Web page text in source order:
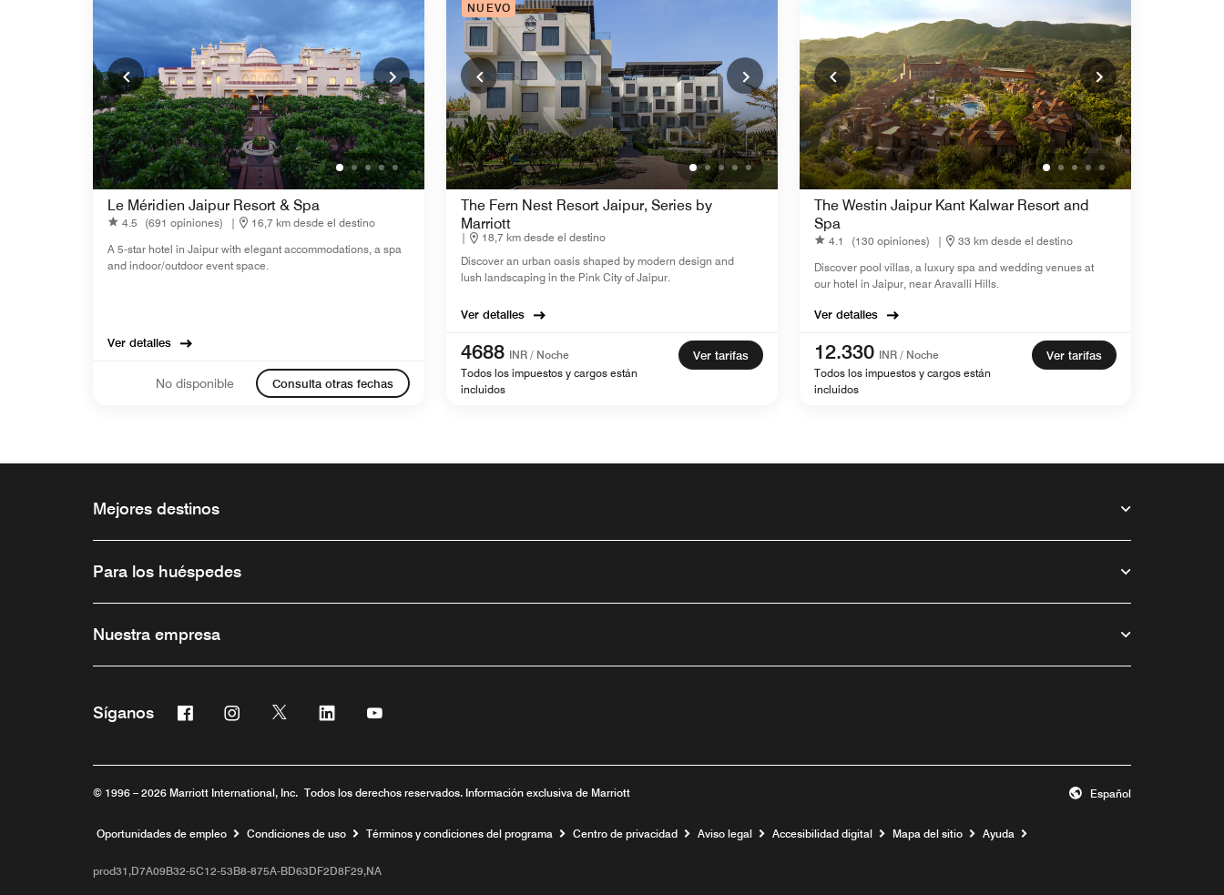
Le Méridien Jaipur Resort & Spa
4.5 (691 opiniones) |
16,7 km desde el destino
A 5-star hotel in Jaipur with elegant accommodations, a spa
and indoor/outdoor event space.
Ver detalles
No disponible Consulta otras fechas
NUEVO
The Fern Nest Resort Jaipur, Series by
Marriott
|
18,7 km desde el destino
Discover an urban oasis shaped by modern design and
lush landscaping in the Pink City of Jaipur.
Ver detalles
4688 INR / Noche
Todos los impuestos y cargos están
incluidos
Ver tarifas
The Westin Jaipur Kant Kalwar Resort and
Spa
4.1 (130 opiniones) |
33 km desde el destino
Discover pool villas, a luxury spa and wedding venues at
our hotel in Jaipur, near Aravalli Hills.
Ver detalles
12.330 INR / Noche
Todos los impuestos y cargos están
incluidos
Ver tarifas
Mejores destinos
Para los huéspedes
Nuestra empresa
Síganos Facebook
Abre una ventana nueva
Instagram
Abre una ventana nueva
Twitter
Abre una ventana nueva
Linkedin
Abre una ventana nueva
Abre una ventana nueva
© 1996 – 2026 Marriott International, Inc. Todos los derechos reservados. Información exclusiva de Marriott Español
Oportunidades de empleo Abre una ventana nueva
Condiciones de uso Términos y condiciones del programa Centro de privacidad Aviso legal Accesibilidad digital Mapa del sitio Ayuda
prod31,D7A09B32-5C12-53B8-875A-BD63DF2D8F29,NA